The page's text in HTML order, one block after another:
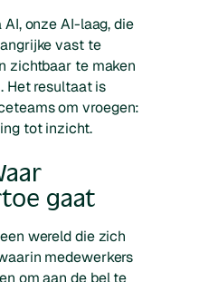
onze AI-laag, die
vast te
zichtbaar te maken
Het resultaat is
om vroegen:
tot inzicht.
gaat
wereld die zich
medewerkers
om aan de bel te